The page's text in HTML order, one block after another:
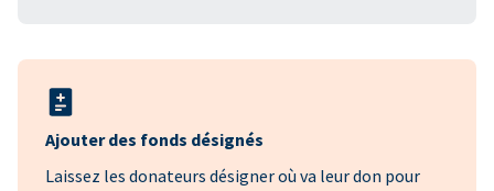
Ajouter des fonds désignés
Laissez les donateurs désigner où va leur don pour